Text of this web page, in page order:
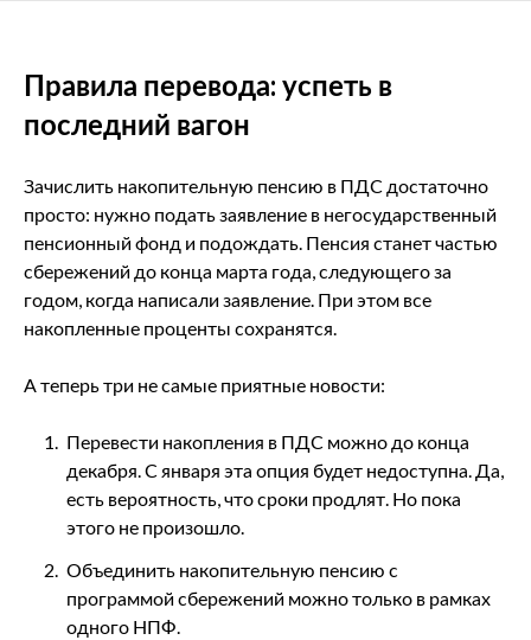
Правила перевода: успеть в
последний вагон
Зачислить накопительную пенсию в ПДС достаточно
просто: нужно подать заявление в негосударственный
пенсионный фонд и подождать. Пенсия станет частью
сбережений до конца марта года, следующего за
годом, когда написали заявление. При этом все
накопленные проценты сохранятся.
А теперь три не самые приятные новости:
Перевести накопления в ПДС можно до конца
декабря. С января эта опция будет недоступна. Да,
есть вероятность, что сроки продлят. Но пока
этого не произошло.
Объединить накопительную пенсию с
программой сбережений можно только в рамках
одного НПФ.